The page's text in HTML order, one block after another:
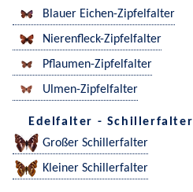
Blauer Eichen-Zipfelfalter
Nierenfleck-Zipfelfalter
Pflaumen-Zipfelfalter
Ulmen-Zipfelfalter
Edelfalter - Schillerfalter
Großer Schillerfalter
Kleiner Schillerfalter